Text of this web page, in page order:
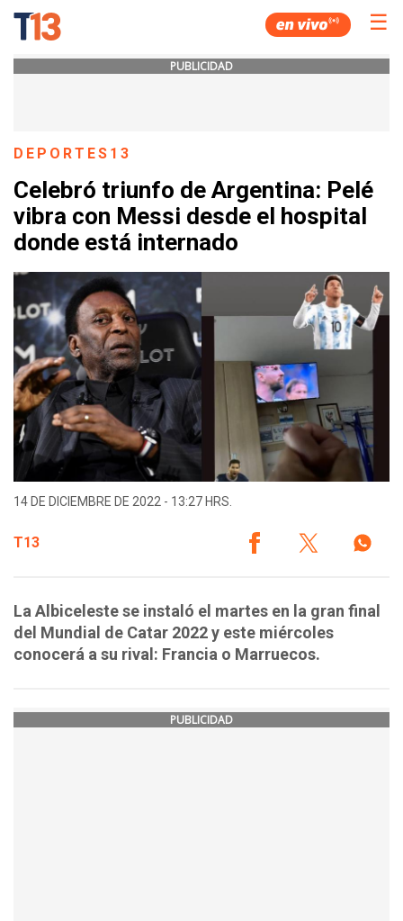
☰
PUBLICIDAD
DEPORTES13
Celebró triunfo de Argentina: Pelé
vibra con Messi desde el hospital
donde está internado
14 DE DICIEMBRE DE 2022 - 13:27 HRS.
T13
La Albiceleste se instaló el martes en la gran final
del Mundial de Catar 2022 y este miércoles
conocerá a su rival: Francia o Marruecos.
PUBLICIDAD